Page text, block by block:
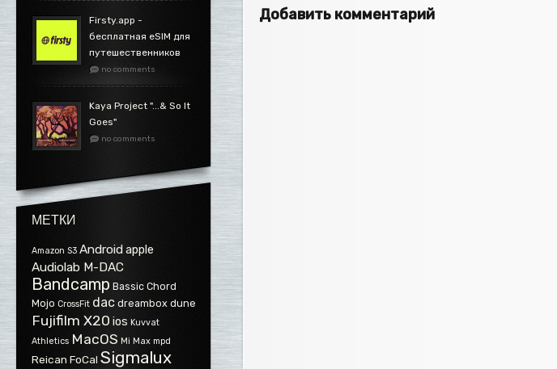
Firsty.app -
бесплатная eSIM для
путешественников
no comments
Kaya Project ".​.​.​& So It
Goes"
no comments
МЕТКИ
Amazon S3 Androidapple
Audiolab M-DAC
Bandcamp Bassic Chord
Mojo CrossFit dac dreambox dune
Fujifilm X20 ios Kuvvat
Athletics MacOS Mi Max mpd
Reican FoCal Sigmalux
Добавить комментарий